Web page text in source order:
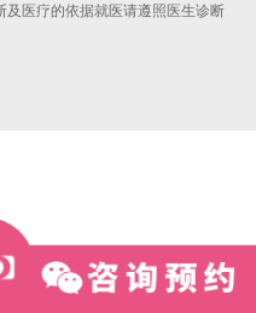
医疗的依据就医请遵照医生诊断